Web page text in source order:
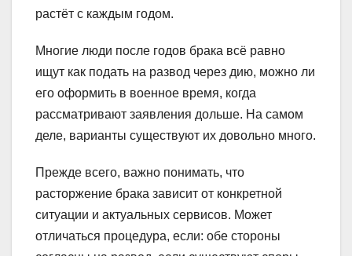
растёт с каждым годом.
Многие люди после годов брака всё равно
ищут как подать на развод через дию, можно ли
его оформить в военное время, когда
рассматривают заявления дольше. На самом
деле, варианты существуют их довольно много.
Прежде всего, важно понимать, что
расторжение брака зависит от конкретной
ситуации и актуальных сервисов. Может
отличаться процедура, если: обе стороны